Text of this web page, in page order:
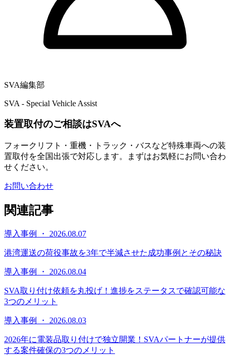
SVA編集部
SVA - Special Vehicle Assist
装置取付のご相談はSVAへ
フォークリフト・重機・トラック・バスなど特殊車両への装
置取付を全国出張で対応します。まずはお気軽にお問い合わ
せください。
お問い合わせ
関連記事
導入事例 ・ 2026.08.07
港湾運送の荷役事故を3年で半減させた成功事例とその秘訣
導入事例 ・ 2026.08.04
SVA取り付け依頼を丸投げ！進捗をステータスで確認可能な
3つのメリット
導入事例 ・ 2026.08.03
2026年に電装品取り付けで独立開業！SVAパートナーが提供
する案件確保の3つのメリット